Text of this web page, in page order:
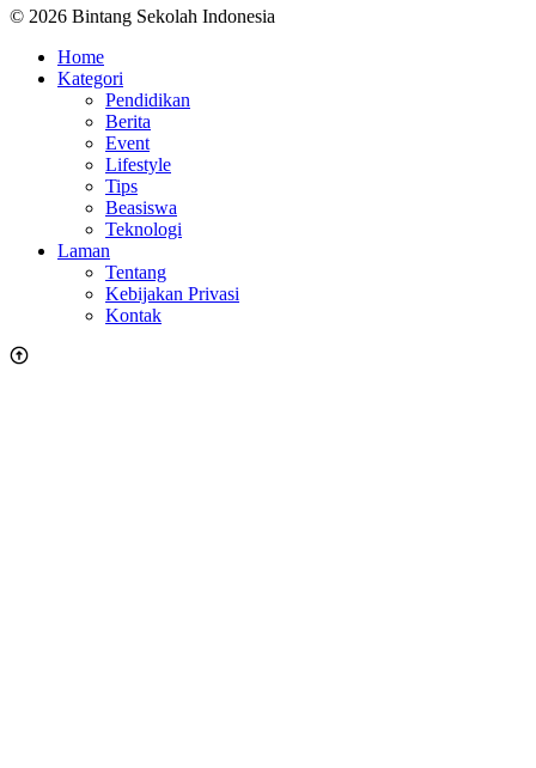
© 2026 Bintang Sekolah Indonesia
Home
Kategori
Pendidikan
Berita
Event
Lifestyle
Tips
Beasiswa
Teknologi
Laman
Tentang
Kebijakan Privasi
Kontak